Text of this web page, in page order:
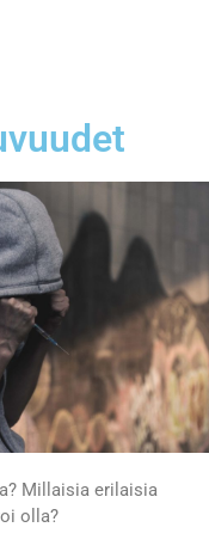
Millaisia erilaisia
olla?